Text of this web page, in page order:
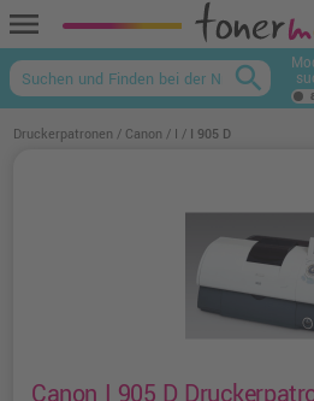
menu
keyboard_arrow_up
search
Druckerpatronen Canon I I 905 D